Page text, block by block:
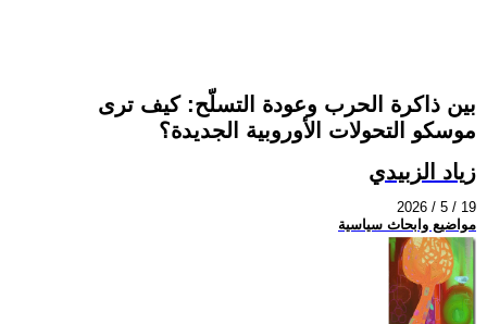
بين ذاكرة الحرب وعودة التسلّح: كيف ترى
موسكو التحولات الأوروبية الجديدة؟
زياد الزبيدي
2026 / 5 / 19
مواضيع وابحاث سياسية